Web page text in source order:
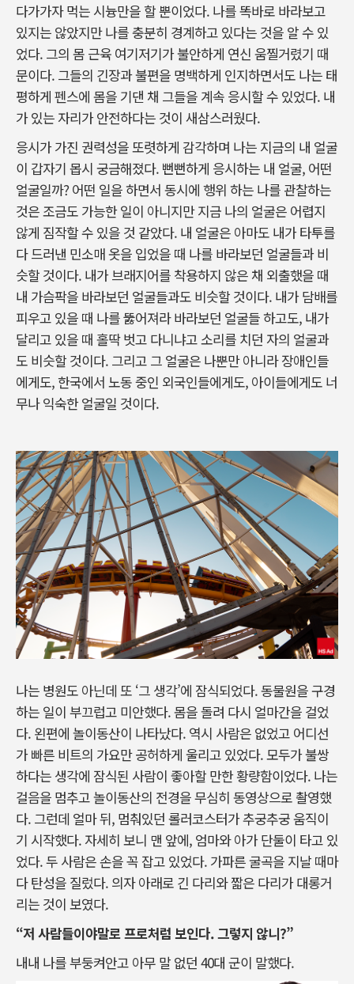
다가가자 먹는 시늉만을 할 뿐이었다. 나를 똑바로 바라보고
있지는 않았지만 나를 충분히 경계하고 있다는 것을 알 수 있
었다. 그의 몸 근육 여기저기가 불안하게 연신 움찔거렸기 때
문이다. 그들의 긴장과 불편을 명백하게 인지하면서도 나는 태
평하게 펜스에 몸을 기댄 채 그들을 계속 응시할 수 있었다. 내
가 있는 자리가 안전하다는 것이 새삼스러웠다.
응시가 가진 권력성을 또렷하게 감각하며 나는 지금의 내 얼굴
이 갑자기 몹시 궁금해졌다. 뻔뻔하게 응시하는 내 얼굴, 어떤
얼굴일까? 어떤 일을 하면서 동시에 행위 하는 나를 관찰하는
것은 조금도 가능한 일이 아니지만 지금 나의 얼굴은 어렵지
않게 짐작할 수 있을 것 같았다. 내 얼굴은 아마도 내가 타투를
다 드러낸 민소매 옷을 입었을 때 나를 바라보던 얼굴들과 비
슷할 것이다. 내가 브래지어를 착용하지 않은 채 외출했을 때
내 가슴팍을 바라보던 얼굴들과도 비슷할 것이다. 내가 담배를
피우고 있을 때 나를 뚫어져라 바라보던 얼굴들 하고도, 내가
달리고 있을 때 홀딱 벗고 다니냐고 소리를 치던 자의 얼굴과
도 비슷할 것이다. 그리고 그 얼굴은 나뿐만 아니라 장애인들
에게도, 한국에서 노동 중인 외국인들에게도, 아이들에게도 너
무나 익숙한 얼굴일 것이다.
나는 병원도 아닌데 또 ‘그 생각’에 잠식되었다. 동물원을 구경
하는 일이 부끄럽고 미안했다. 몸을 돌려 다시 얼마간을 걸었
다. 왼편에 놀이동산이 나타났다. 역시 사람은 없었고 어디선
가 빠른 비트의 가요만 공허하게 울리고 있었다. 모두가 불쌍
하다는 생각에 잠식된 사람이 좋아할 만한 황량함이었다. 나는
걸음을 멈추고 놀이동산의 전경을 무심히 동영상으로 촬영했
다. 그런데 얼마 뒤, 멈춰있던 롤러코스터가 추궁추궁 움직이
기 시작했다. 자세히 보니 맨 앞에, 엄마와 아가 단둘이 타고 있
었다. 두 사람은 손을 꼭 잡고 있었다. 가파른 굴곡을 지날 때마
다 탄성을 질렀다. 의자 아래로 긴 다리와 짧은 다리가 대롱거
리는 것이 보였다.
“저 사람들이야말로 프로처럼 보인다. 그렇지 않니?”
내내 나를 부둥켜안고 아무 말 없던 40대 군이 말했다.